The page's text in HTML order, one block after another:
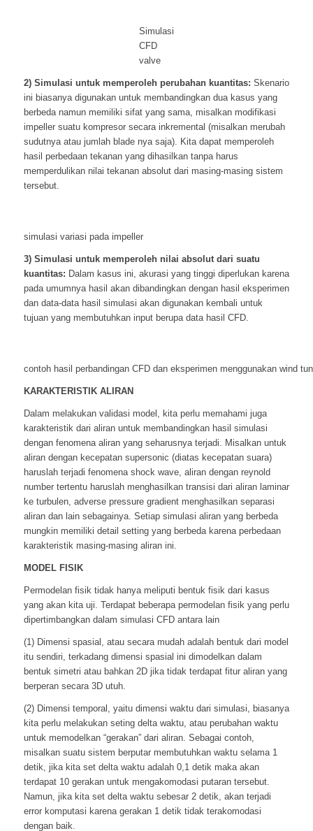
Simulasi
CFD
valve
2) Simulasi untuk memperoleh perubahan kuantitas: Skenario
ini biasanya digunakan untuk membandingkan dua kasus yang
berbeda namun memiliki sifat yang sama, misalkan modifikasi
impeller suatu kompresor secara inkremental (misalkan merubah
sudutnya atau jumlah blade nya saja). Kita dapat memperoleh
hasil perbedaan tekanan yang dihasilkan tanpa harus
memperdulikan nilai tekanan absolut dari masing-masing sistem
tersebut.
simulasi variasi pada impeller
3) Simulasi untuk memperoleh nilai absolut dari suatu
kuantitas: Dalam kasus ini, akurasi yang tinggi diperlukan karena
pada umumnya hasil akan dibandingkan dengan hasil eksperimen
dan data-data hasil simulasi akan digunakan kembali untuk
tujuan yang membutuhkan input berupa data hasil CFD.
contoh hasil perbandingan CFD dan eksperimen menggunakan wind
KARAKTERISTIK ALIRAN
Dalam melakukan validasi model, kita perlu memahami juga
karakteristik dari aliran untuk membandingkan hasil simulasi
dengan fenomena aliran yang seharusnya terjadi. Misalkan untuk
aliran dengan kecepatan supersonic (diatas kecepatan suara)
haruslah terjadi fenomena shock wave, aliran dengan reynold
number tertentu haruslah menghasilkan transisi dari aliran laminar
ke turbulen, adverse pressure gradient menghasilkan separasi
aliran dan lain sebagainya. Setiap simulasi aliran yang berbeda
mungkin memiliki detail setting yang berbeda karena perbedaan
karakteristik masing-masing aliran ini.
MODEL FISIK
Permodelan fisik tidak hanya meliputi bentuk fisik dari kasus
yang akan kita uji. Terdapat beberapa permodelan fisik yang perlu
dipertimbangkan dalam simulasi CFD antara lain
(1) Dimensi spasial, atau secara mudah adalah bentuk dari model
itu sendiri, terkadang dimensi spasial ini dimodelkan dalam
bentuk simetri atau bahkan 2D jika tidak terdapat fitur aliran yang
berperan secara 3D utuh.
(2) Dimensi temporal, yaitu dimensi waktu dari simulasi, biasanya
kita perlu melakukan seting delta waktu, atau perubahan waktu
untuk memodelkan “gerakan” dari aliran. Sebagai contoh,
misalkan suatu sistem berputar membutuhkan waktu selama 1
detik, jika kita set delta waktu adalah 0,1 detik maka akan
terdapat 10 gerakan untuk mengakomodasi putaran tersebut.
Namun, jika kita set delta waktu sebesar 2 detik, akan terjadi
error komputasi karena gerakan 1 detik tidak terakomodasi
dengan baik.